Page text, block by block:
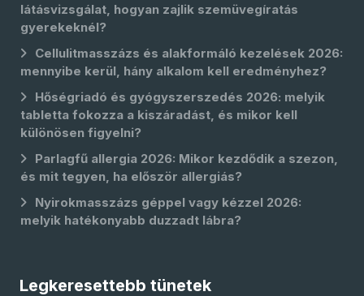
látásvizsgálat, hogyan zajlik szemüvegíratás
gyerekeknél?
Cellulitmasszázs és alakformáló kezelések 2026:
mennyibe kerül, hány alkalom kell eredményhez?
Hőségriadó és gyógyszerszedés 2026: melyik
tabletta fokozza a kiszáradást, és mikor kell
különösen figyelni?
Parlagfű allergia 2026: Mikor kezdődik a szezon,
és mit tegyen, ha először allergiás?
Nyirokmasszázs géppel vagy kézzel 2026:
melyik hatékonyabb duzzadt lábra?
Legkeresettebb tünetek